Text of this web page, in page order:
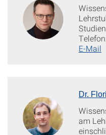
E-Mail
Dr.
am